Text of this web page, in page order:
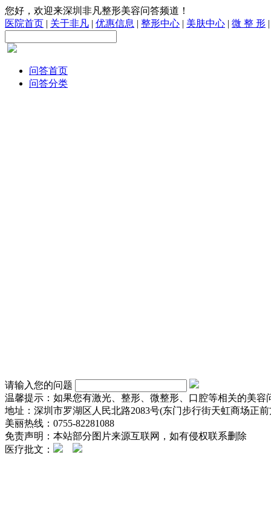
您好，欢迎来深圳非凡整形美容问答频道！
医院首页 | 关于非凡 | 优惠信息 | 整形中心 | 美肤中心 | 微 整 形
问答首页
问答分类
请输入您的问题
温馨提示：如果您有激光、整形、微整形、口腔等相关的美
地址：深圳市罗湖区人民北路2083号(东门步行街天虹商场正前
美丽热线：0755-82281088
免责声明：本站部分图片来源互联网，如有侵权联系删除
医疗批文：